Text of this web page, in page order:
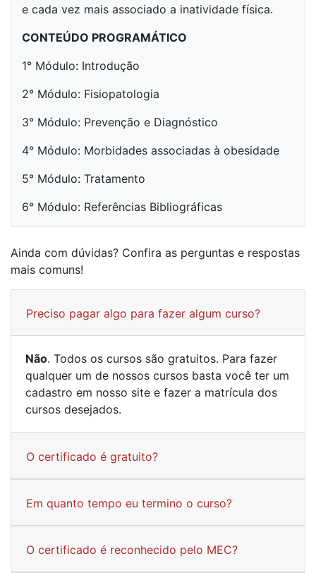
e cada vez mais associado a inatividade física.
CONTEÚDO PROGRAMÁTICO
1° Módulo: Introdução
2° Módulo: Fisiopatologia
3° Módulo: Prevenção e Diagnóstico
4° Módulo: Morbidades associadas à obesidade
5° Módulo: Tratamento
6° Módulo: Referências Bibliográficas
Ainda com dúvidas? Confira as perguntas e respostas
mais comuns!
Preciso pagar algo para fazer algum curso?
Não. Todos os cursos são gratuitos. Para fazer
qualquer um de nossos cursos basta você ter um
cadastro em nosso site e fazer a matrícula dos
cursos desejados.
O certificado é gratuito?
Em quanto tempo eu termino o curso?
O certificado é reconhecido pelo MEC?